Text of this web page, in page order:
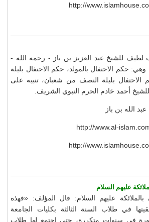
http://
لطيف للشيخ عبد العزيز بن باز - رحمه الله -
4 رسائل، وهي: حكم الاحتفال بالمولد، حكم الاحتفال بليلة
الاحتفال بليلة النصف من شعبان، تنبيه على
أحمد خادم الحرم النبوي الشريف.
الله بن باز
http://
عليهم السلام
عليهم السلام: قال المؤلف: «فهذه
في طلاب السنة الثالثة بكليات الجامعة
في سنوات متكررة، حتى اجتمع لها طلاب